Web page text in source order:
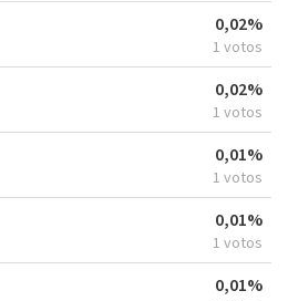
0,02%
1 votos
0,02%
1 votos
0,01%
1 votos
0,01%
1 votos
0,01%